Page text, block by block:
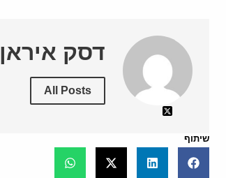
דסק איראן
All Posts
שיתוף